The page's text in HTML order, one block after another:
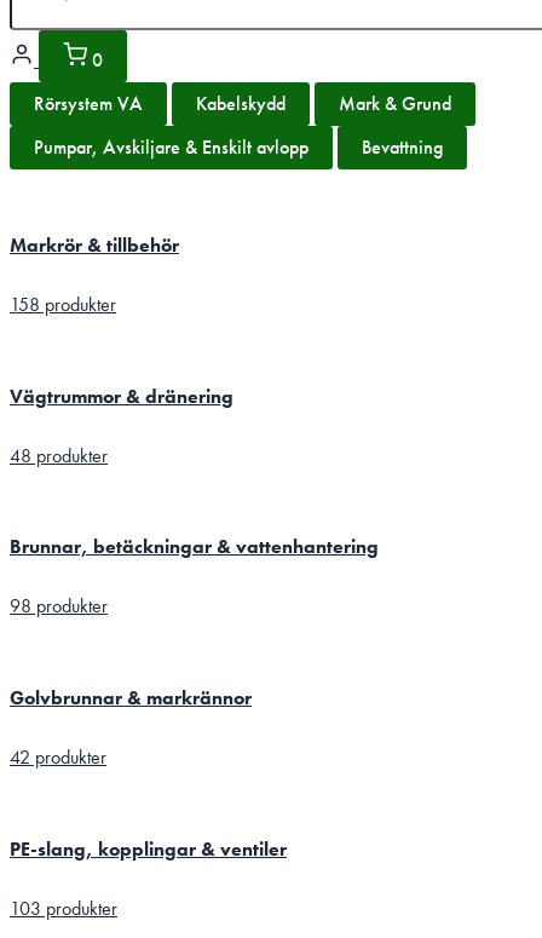
0
Rörsystem VA
Kabelskydd
Mark & Grund
Pumpar, Avskiljare & Enskilt avlopp
Bevattning
Markrör & tillbehör
158 produkter
Vägtrummor & dränering
48 produkter
Brunnar, betäckningar & vattenhantering
98 produkter
Golvbrunnar & markrännor
42 produkter
PE-slang, kopplingar & ventiler
103 produkter